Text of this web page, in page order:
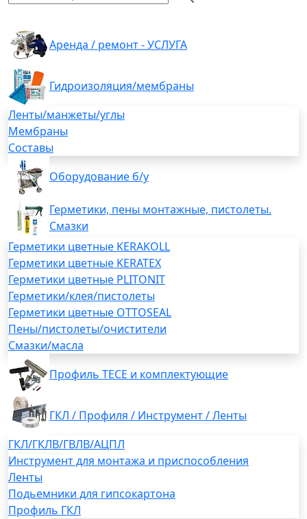
Аренда / ремонт - УСЛУГА
Гидроизоляция/мембраны
Ленты/манжеты/углы
Мембраны
Составы
Оборудование б/у
Герметики, пены монтажные, пистолеты.
Смазки
Герметики цветные KERAKOLL
Герметики цветные KERATEX
Герметики цветные PLITONIT
Герметики/клея/пистолеты
Герметики цветные OTTOSEAL
Пены/пистолеты/очистители
Смазки/масла
Профиль TECE и комплектующие
ГКЛ / Профиля / Инструмент / Ленты
ГКЛ/ГКЛВ/ГВЛВ/АЦПЛ
Инструмент для монтажа и приспособления
Ленты
Подьемники для гипсокартона
Профиль ГКЛ